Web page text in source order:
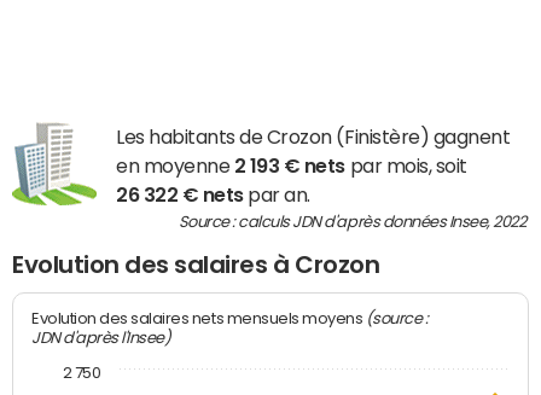
Les habitants de Crozon (Finistère) gagnent
en moyenne 2 193 € netspar mois, soit
26 322 € netspar an.
Source : calculs JDN d'après données Insee, 2022
Evolution des salaires à Crozon
Evolution des salaires nets mensuels moyens (source :
JDN d'après l'Insee)
2 750